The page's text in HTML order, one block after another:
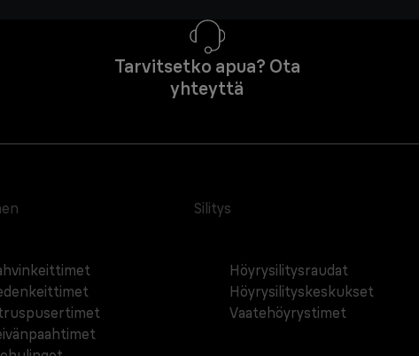
Tarvitsetko apua? Ota
yhteyttä
Silitys
Höyrysilitysraudat
Höyrysilityskeskukset
Vaatehöyrystimet